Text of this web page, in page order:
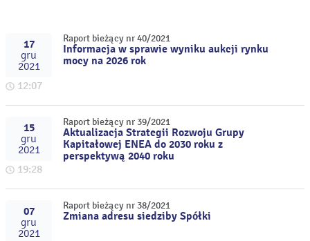
17
gru
2021
12:07
Raport bieżący nr 40/2021
Informacja w sprawie wyniku aukcji rynku
mocy na 2026 rok
15
gru
2021
19:28
Raport bieżący nr 39/2021
Aktualizacja Strategii Rozwoju Grupy
Kapitałowej ENEA do 2030 roku z
perspektywą 2040 roku
07
gru
2021
Raport bieżący nr 38/2021
Zmiana adresu siedziby Spółki